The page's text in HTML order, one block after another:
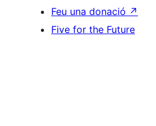
Feu una donació ↗
Five for the Future